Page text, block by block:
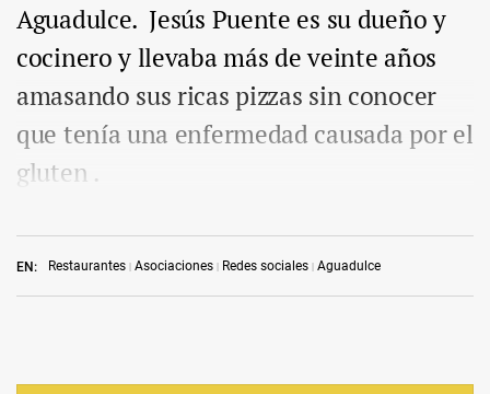
EN: Restaurantes Asociaciones Redes sociales Aguadulce
Aguadulce. Jesús Puente es su dueño y
cocinero y llevaba más de veinte años
amasando sus ricas pizzas sin conocer
que tenía una enfermedad causada por el
gluten .